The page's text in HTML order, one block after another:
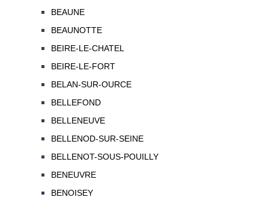
BEAUNE
BEAUNOTTE
BEIRE-LE-CHATEL
BEIRE-LE-FORT
BELAN-SUR-OURCE
BELLEFOND
BELLENEUVE
BELLENOD-SUR-SEINE
BELLENOT-SOUS-POUILLY
BENEUVRE
BENOISEY